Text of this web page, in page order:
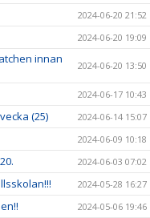
2024-06-20 21:52
2024-06-20 19:09
innan
2024-06-20 13:50
2024-06-17 10:43
(25) 2024-06-14 15:07
2024-06-09 10:18
2024-06-03 07:02
2024-05-28 16:27
2024-05-06 19:46